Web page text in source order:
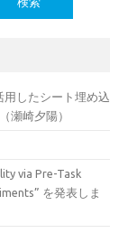
用したシート埋め込
瀬崎夕陽）
via Pre-Task
を発表しま